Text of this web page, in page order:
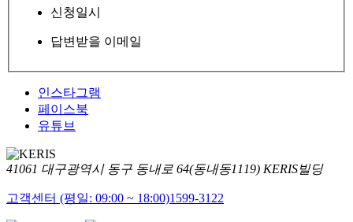
신청일시
답변받을 이메일
인스타그램
페이스북
유튜브
41061 대구광역시 동구 동내로 64(동내동1119) KERIS빌딩
고객센터 (평일: 09:00 ~ 18:00)1599-3122